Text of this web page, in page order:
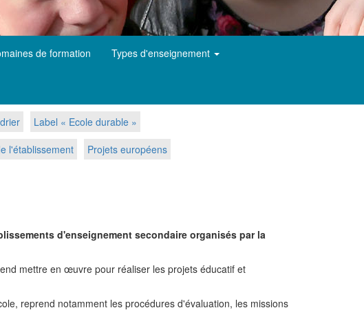
de formation Types d'enseignement
Label « Ecole durable »
l'établissement Projets européens
d'enseignement secondaire organisés par la
mettre en œuvre pour réaliser les projets éducatif et
reprend notamment les procédures d'évaluation, les missions